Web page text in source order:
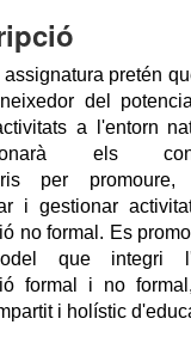
pretén
del
a l'entorn
els
per promoure,
i gestionar
no formal. Es
que integri
formal i no
i holístic